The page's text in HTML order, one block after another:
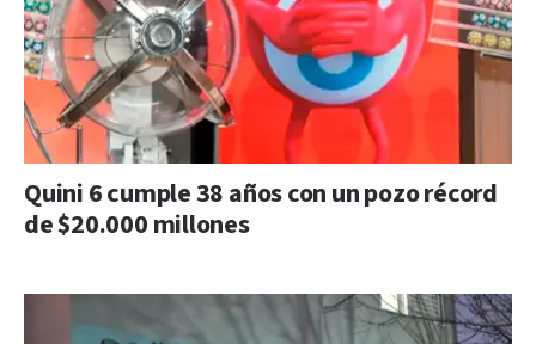
Quini 6 cumple 38 años con un pozo récord
de $20.000 millones